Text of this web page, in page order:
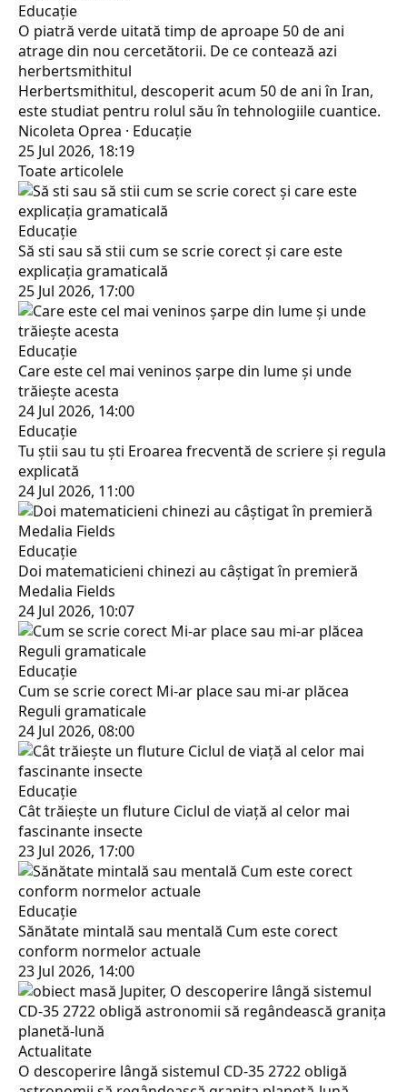
Educaţie
O piatră verde uitată timp de aproape 50 de ani
atrage din nou cercetătorii. De ce contează azi
herbertsmithitul
Herbertsmithitul, descoperit acum 50 de ani în Iran,
este studiat pentru rolul său în tehnologiile cuantice.
Nicoleta Oprea · Educaţie
25 Jul 2026, 18:19
Toate articolele
Educaţie
Să sti sau să stii cum se scrie corect și care este
explicația gramaticală
25 Jul 2026, 17:00
Educaţie
Care este cel mai veninos șarpe din lume și unde
trăiește acesta
24 Jul 2026, 14:00
Educaţie
Tu știi sau tu ști Eroarea frecventă de scriere și regula
explicată
24 Jul 2026, 11:00
Educaţie
Doi matematicieni chinezi au câștigat în premieră
Medalia Fields
24 Jul 2026, 10:07
Educaţie
Cum se scrie corect Mi-ar place sau mi-ar plăcea
Reguli gramaticale
24 Jul 2026, 08:00
Educaţie
Cât trăiește un fluture Ciclul de viață al celor mai
fascinante insecte
23 Jul 2026, 17:00
Educaţie
Sănătate mintală sau mentală Cum este corect
conform normelor actuale
23 Jul 2026, 14:00
Actualitate
O descoperire lângă sistemul CD-35 2722 obligă